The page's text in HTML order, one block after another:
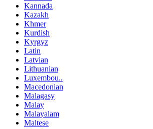
Kannada
Kazakh
Khmer
Kurdish
Kyrgyz
Latin
Latvian
Lithuanian
Luxembou..
Macedonian
Malagasy
Malay
Malayalam
Maltese